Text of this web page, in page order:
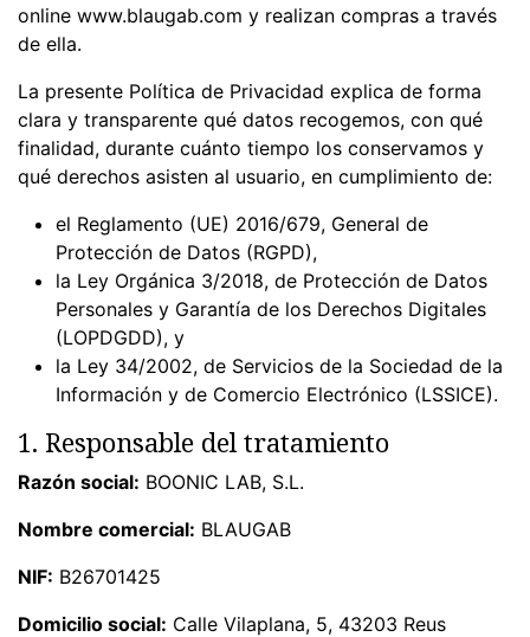
online www.blaugab.com y realizan compras a través
de ella.
La presente Política de Privacidad explica de forma
clara y transparente qué datos recogemos, con qué
finalidad, durante cuánto tiempo los conservamos y
qué derechos asisten al usuario, en cumplimiento de:
el Reglamento (UE) 2016/679, General de
Protección de Datos (RGPD),
la Ley Orgánica 3/2018, de Protección de Datos
Personales y Garantía de los Derechos Digitales
(LOPDGDD), y
la Ley 34/2002, de Servicios de la Sociedad de la
Información y de Comercio Electrónico (LSSICE).
1. Responsable del tratamiento
Razón social: BOONIC LAB, S.L.
Nombre comercial: BLAUGAB
NIF: B26701425
Domicilio social: Calle Vilaplana, 5, 43203 Reus